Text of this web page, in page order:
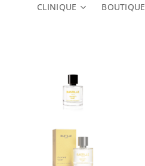
CLINIQUE BOUTIQUE